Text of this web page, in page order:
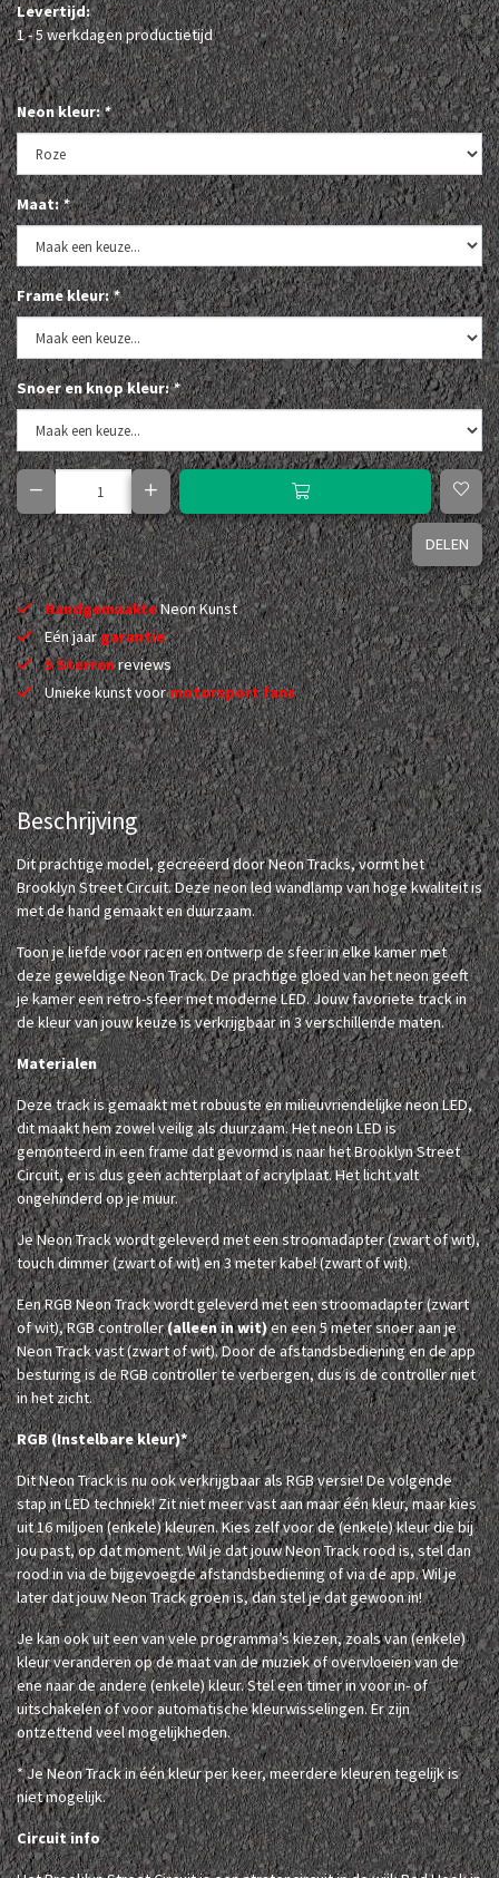
Levertijd:
1 - 5 werkdagen productietijd
Neon kleur:*
Maat:*
Frame kleur:*
Snoer en knop kleur:*
DELEN
HandgemaakteNeon Kunst
Eén jaargarantie
5 Sterrenreviews
Unieke kunst voormotorsport fans
Beschrijving
Dit prachtige model, gecreëerd door Neon Tracks, vormt het
Brooklyn Street Circuit. Deze neon led wandlamp van hoge kwaliteit is
met de hand gemaakt en duurzaam.
Toon je liefde voor racen en ontwerp de sfeer in elke kamer met
deze geweldige Neon Track. De prachtige gloed van het neon geeft
je kamer een retro-sfeer met moderne LED. Jouw favoriete track in
de kleur van jouw keuze is verkrijgbaar in 3 verschillende maten.
Materialen
Deze track is gemaakt met robuuste en milieuvriendelijke neon LED,
dit maakt hem zowel veilig als duurzaam. Het neon LED is
gemonteerd in een frame dat gevormd is naar het Brooklyn Street
Circuit, er is dus geen achterplaat of acrylplaat. Het licht valt
ongehinderd op je muur.
Je Neon Track wordt geleverd met een stroomadapter (zwart of wit),
touch dimmer (zwart of wit) en 3 meter kabel (zwart of wit).
Een RGB Neon Track wordt geleverd met een stroomadapter (zwart
of wit), RGB controller(alleen in wit)en een 5 meter snoer aan je
Neon Track vast (zwart of wit). Door de afstandsbediening en de app
besturing is de RGB controller te verbergen, dus is de controller niet
in het zicht.
RGB (Instelbare kleur)*
Dit Neon Track is nu ook verkrijgbaar als RGB versie! De volgende
stap in LED techniek! Zit niet meer vast aan maar één kleur, maar kies
uit 16 miljoen (enkele) kleuren. Kies zelf voor de (enkele) kleur die bij
jou past, op dat moment. Wil je dat jouw Neon Track rood is, stel dan
rood in via de bijgevoegde afstandsbediening of via de app. Wil je
later dat jouw Neon Track groen is, dan stel je dat gewoon in!
Je kan ook uit een van vele programma’s kiezen, zoals van (enkele)
kleur veranderen op de maat van de muziek of overvloeien van de
ene naar de andere (enkele) kleur. Stel een timer in voor in- of
uitschakelen of voor automatische kleurwisselingen. Er zijn
ontzettend veel mogelijkheden.
* Je Neon Track in één kleur per keer, meerdere kleuren tegelijk is
niet mogelijk.
Circuit info